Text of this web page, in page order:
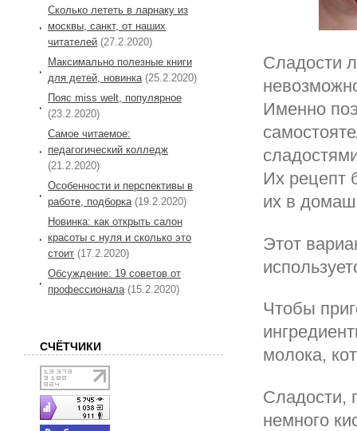
Сладости
Именно
Их рецепт
их в
Этот
Чтобы
молока,
Сладости,
немного
Сколько лететь в ларнаку из
москвы, санкт, от наших
читателей (27.2.2020)
Максимально полезные книги
для детей, новинка (25.2.2020)
Пояс miss welt, популярное
(23.2.2020)
Самое читаемое:
педагогический колледж
(21.2.2020)
Особенности и перспективы в
работе, подборка (19.2.2020)
Новинка: как открыть салон
красоты с нуля и сколько это
стоит (17.2.2020)
Обсуждение: 19 советов от
профессионала (15.2.2020)
СЧЁТЧИКИ